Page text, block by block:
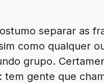
separar as
como qualquer
grupo.
tem gente que